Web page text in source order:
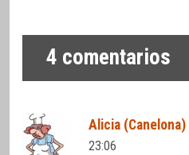
4 comentarios
Alicia (Canelona)
23:06